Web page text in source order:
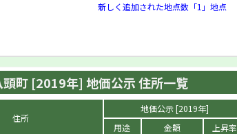
新しく追加された地点数「1」地点
頭町 [2019年] 地価公示 住所一覧
住所
地価公示 [2019年]
用途
金額 上昇率